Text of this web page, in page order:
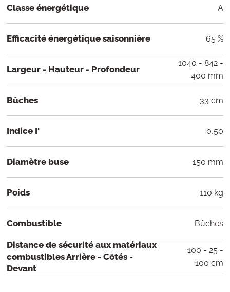
Classe énergétique A
Efficacité énergétique saisonnière 65 %
Largeur - Hauteur - Profondeur
1040 - 842 -
400 mm
Bûches 33 cm
Indice I' 0,50
Diamètre buse 150 mm
Poids 110 kg
Combustible Bûches
Distance de sécurité aux matériaux
combustibles Arrière - Côtés -
Devant
100 - 25 -
100 cm